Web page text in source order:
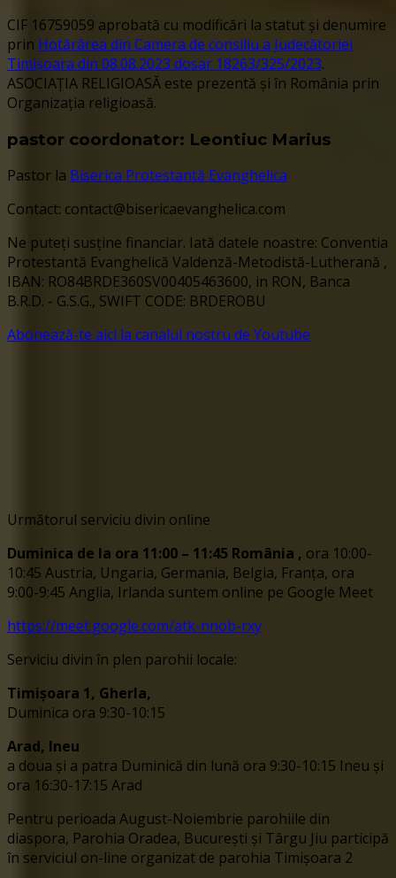
CIF 16759059 aprobată cu modificări la statut și denumire
prin Hotărârea din Camera de consiliu a Judecătoriei
Timișoara din 08.08.2023 dosar 18263/325/2023.
ASOCIAȚIA RELIGIOASĂ este prezentă și în România prin
Organizația religioasă.
pastor coordonator: Leontiuc Marius
Pastor la Biserica Protestantă Evanghelica
Contact: contact@bisericaevanghelica.com
Ne puteți susține financiar. Iată datele noastre: Conventia
Protestantă Evanghelică Valdenză-Metodistă-Lutherană ,
IBAN: RO84BRDE360SV00405463600, in RON, Banca
B.R.D. - G.S.G., SWIFT CODE: BRDEROBU
Abonează-te aici la canalul nostru de Youtube
Următorul serviciu divin online
Duminica de la ora 11:00 – 11:45 România , ora 10:00-
10:45 Austria, Ungaria, Germania, Belgia, Franța, ora
9:00-9:45 Anglia, Irlanda suntem online pe Google Meet
https://meet.google.com/atk-nnob-rxy
Serviciu divin în plen parohii locale:
Timișoara 1, Gherla,
Duminica ora 9:30-10:15
Arad, Ineu
a doua și a patra Duminică din lună ora 9:30-10:15 Ineu și
ora 16:30-17:15 Arad
Pentru perioada August-Noiembrie parohiile din
diaspora, Parohia Oradea, București și Târgu Jiu participă
în serviciul on-line organizat de parohia Timișoara 2